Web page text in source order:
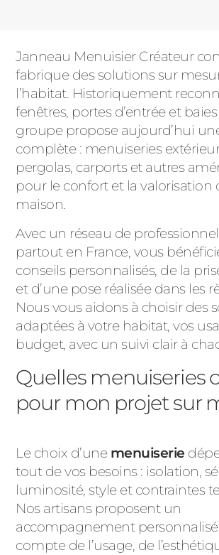
Janneau Menuisier Créateur
fabrique des solutions sur
l’habitat. Historiquement
fenêtres, portes d’entrée et
groupe propose aujourd’hui
complète : menuiseries
pergolas, carports et autres
pour le confort et la valorisation
maison.
Avec un réseau de
partout en France, vous
conseils personnalisés, de la
et d’une pose réalisée dans les
Nous vous aidons à choisir des
adaptées à votre habitat, vos
budget, avec un suivi clair à
Quelles menuiseries
pour mon projet sur
Le choix d’une menuiserie
tout de vos besoins : isolation,
luminosité, style et contraintes
Nos artisans proposent un
accompagnement
compte de l’usage, de